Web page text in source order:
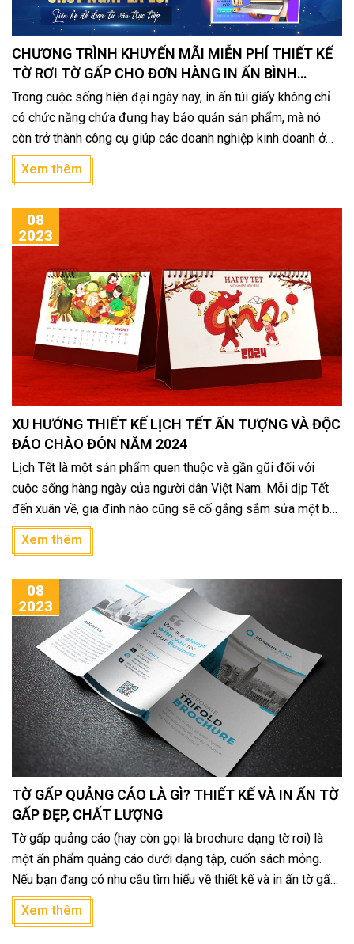
CHƯƠNG TRÌNH KHUYẾN MÃI MIỄN PHÍ THIẾT KẾ
TỜ RƠI TỜ GẤP CHO ĐƠN HÀNG IN ẤN BÌNH
DƯƠNG
Trong cuộc sống hiện đại ngày nay, in ấn túi giấy không chỉ
có chức năng chứa đựng hay bảo quản sản phẩm, mà nó
còn trở thành công cụ giúp các doanh nghiệp kinh doanh ở
nhiều lĩnh vực tạo thiện cảm với khách hàng, gia tăng độ
nhận diện thương hiệu nhờ mẫu mã độc đáo, đa dạng và gửi
Xem thêm
XU HƯỚNG THIẾT KẾ LỊCH TẾT ẤN TƯỢNG VÀ ĐỘC
ĐÁO CHÀO ĐÓN NĂM 2024
Lịch Tết là một sản phẩm quen thuộc và gần gũi đối với
cuộc sống hàng ngày của người dân Việt Nam. Mỗi dịp Tết
đến xuân về, gia đình nào cũng sẽ cố gắng sắm sửa một bộ
lịch mới. Đây là một nét văn hóa cổ truyền đẹp cần lưu giữ,
ngoài ra, sắm lịch dịp cuối năm hay chính là mua không khí
và sặc sỡ hơn.
Xem thêm
08
2023
TỜ GẤP QUẢNG CÁO LÀ GÌ? THIẾT KẾ VÀ IN ẤN TỜ
GẤP ĐẸP, CHẤT LƯỢNG
Tờ gấp quảng cáo (hay còn gọi là brochure dạng tờ rơi) là
một ấn phẩm quảng cáo dưới dạng tập, cuốn sách mỏng.
Nếu bạn đang có nhu cầu tìm hiểu về thiết kế và in ấn tờ gấp,
hãy tham khảo bài viết dưới đây.
Xem thêm
08
2023